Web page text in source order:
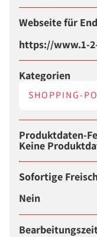
Webseite für
https://www.1-
Kategorien
SHOPPING-
Produktdaten-
Keine
Sofortige
Nein